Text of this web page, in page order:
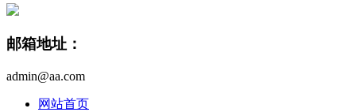
邮箱地址：
admin@aa.com
网站首页